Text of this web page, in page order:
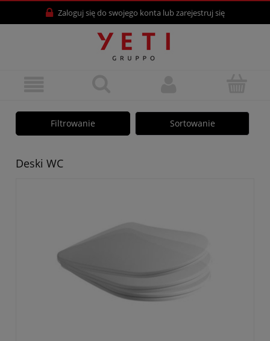
Zaloguj siędo swojego konta lubzarejestruj się
Filtrowanie Sortowanie
Deski WC